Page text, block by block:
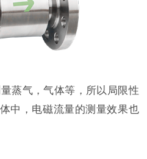
蒸气，气体等，所以局限性
中，电磁流量的测量效果也